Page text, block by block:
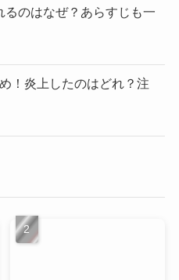
のはなぜ？あらすじも一
！炎上したのはどれ？注